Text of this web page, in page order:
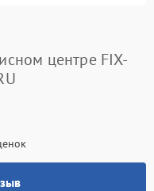
центре FIX-